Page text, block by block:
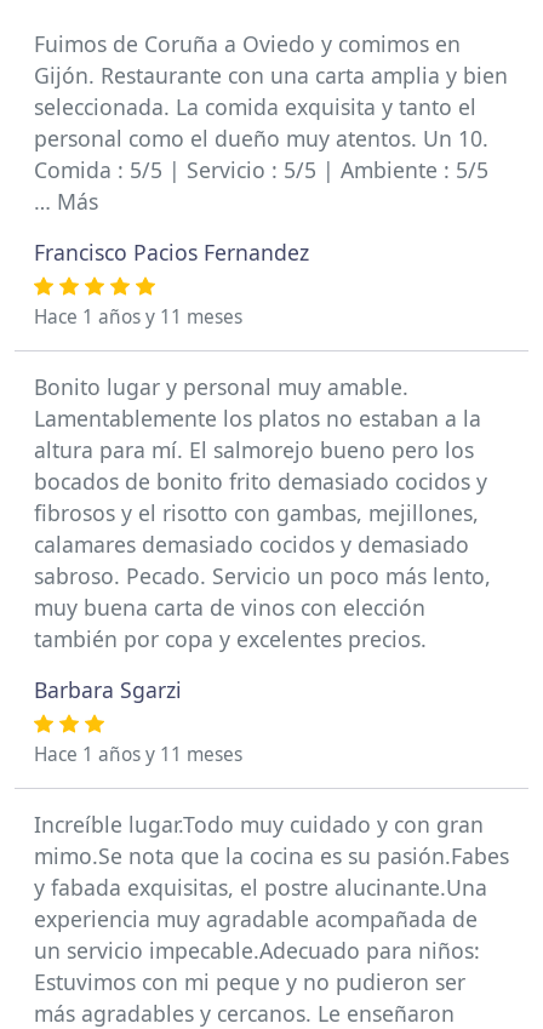
Fuimos de Coruña a Oviedo y comimos en
Gijón. Restaurante con una carta amplia y bien
seleccionada. La comida exquisita y tanto el
personal como el dueño muy atentos. Un 10.
Comida : 5/5 | Servicio : 5/5 | Ambiente : 5/5
… Más
Francisco Pacios Fernandez
Hace 1 años y 11 meses
Bonito lugar y personal muy amable.
Lamentablemente los platos no estaban a la
altura para mí. El salmorejo bueno pero los
bocados de bonito frito demasiado cocidos y
fibrosos y el risotto con gambas, mejillones,
calamares demasiado cocidos y demasiado
sabroso. Pecado. Servicio un poco más lento,
muy buena carta de vinos con elección
también por copa y excelentes precios.
Barbara Sgarzi
Hace 1 años y 11 meses
Increíble lugar.Todo muy cuidado y con gran
mimo.Se nota que la cocina es su pasión.Fabes
y fabada exquisitas, el postre alucinante.Una
experiencia muy agradable acompañada de
un servicio impecable.Adecuado para niños:
Estuvimos con mi peque y no pudieron ser
más agradables y cercanos. Le enseñaron